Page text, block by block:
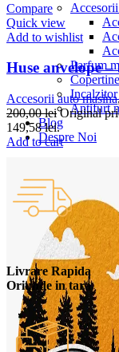
Parfum
Incalzitor
Antifurt
Blog
Despre Noi
Compare
Quick view
Add to wishlist
Huse anvelope –
Accesorii auto masina
200,00lei Original
149,58 lei.
Add to cart
Livrare Rapida
Oriunde in tara